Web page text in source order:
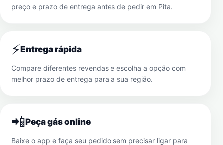
preço e prazo de entrega antes de pedir em Pita.
⚡Entrega rápida
Compare diferentes revendas e escolha a opção com
melhor prazo de entrega para a sua região.
📲Peça gás online
Baixe o app e faça seu pedido sem precisar ligar para